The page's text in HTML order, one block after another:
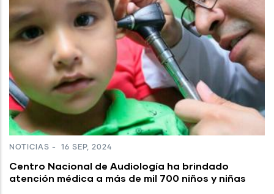
NOTICIAS - 16 SEP, 2024
Centro Nacional de Audiología ha brindado
atención médica a más de mil 700 niños y niñas